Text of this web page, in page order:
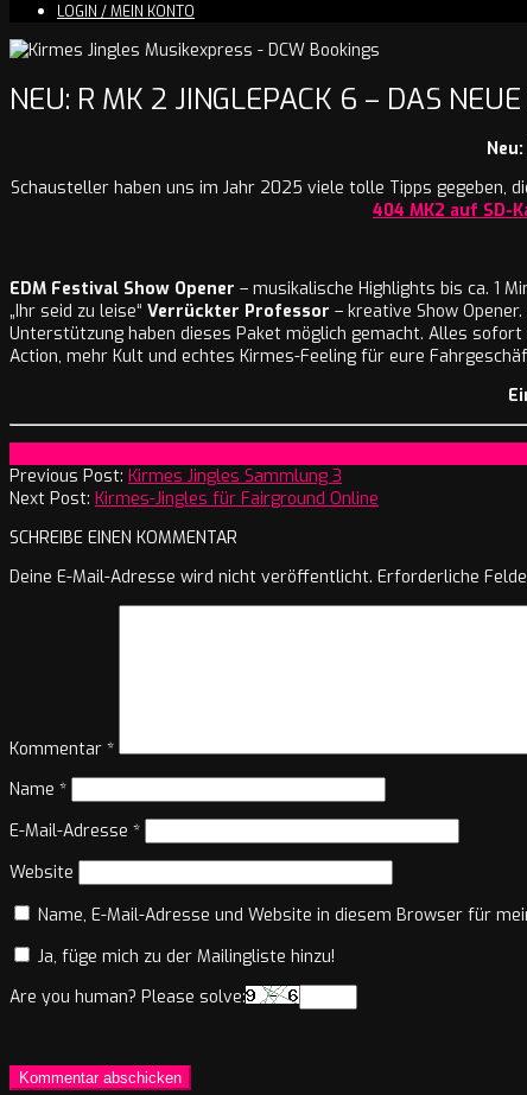
LOGIN / MEIN KONTO
NEU: R MK 2 JINGLEPACK 6 – DAS
Schausteller haben uns im Jahr 2025 viele tolle Tipps gegeben,
404 MK2 auf SD-
EDM Festival Show Opener – musikalische Highlights bis ca. 1
„Ihr seid zu leise“ Verrückter Professor – kreative Show
Unterstützung haben dieses Paket möglich gemacht. Alles
Action, mehr Kult und echtes Kirmes-Feeling für eure
02-
13
Previous Post: Kirmes Jingles Sammlung 3
Next Post: Kirmes-Jingles für Fairground Online
SCHREIBE EINEN KOMMENTAR
Deine E-Mail-Adresse wird nicht veröffentlicht. Erforderliche
Kommentar *
Name *
E-Mail-Adresse *
Website
Name, E-Mail-Adresse und Website in diesem Browser für
Ja, füge mich zu der Mailingliste hinzu!
Are you human? Please solve: